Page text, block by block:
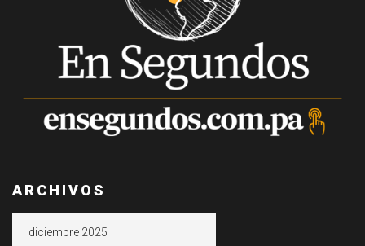
ARCHIVOS